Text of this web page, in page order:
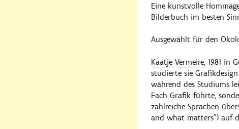
Eine kunstvolle
Bilderbuch im besten
Ausgewählt für den
Kaatje Vermeire , 1981
studierte sie
während des Studiums
Fach Grafik führte,
zahlreiche Sprachen
and what matters") auf